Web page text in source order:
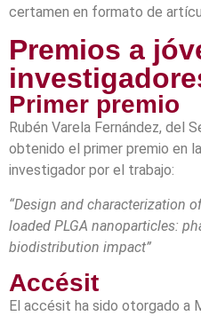
certamen en formato de
Premios a
Primer premio
Rubén Varela Fernández, del
obtenido el primer premio en
investigador por el trabajo:
“Design and characterization
loaded PLGA nanoparticles:
biodistribution impact”
Accésit
El accésit ha sido otorgado a